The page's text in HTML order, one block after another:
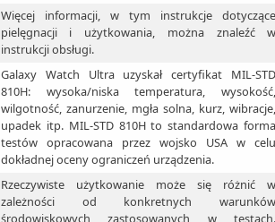
Więcej informacji, w tym instrukcje
pielęgnacji i użytkowania, można znaleźć
instrukcji obsługi.
Galaxy Watch Ultra uzyskał certyfikat MIL-
810H: wysoka/niska temperatura,
wilgotność, zanurzenie, mgła solna, kurz,
upadek itp. MIL-STD 810H to standardowa
testów opracowana przez wojsko USA w
dokładnej oceny ograniczeń urządzenia.
Rzeczywiste użytkowanie może się różnić
zależności od konkretnych
środowiskowych zastosowanych w